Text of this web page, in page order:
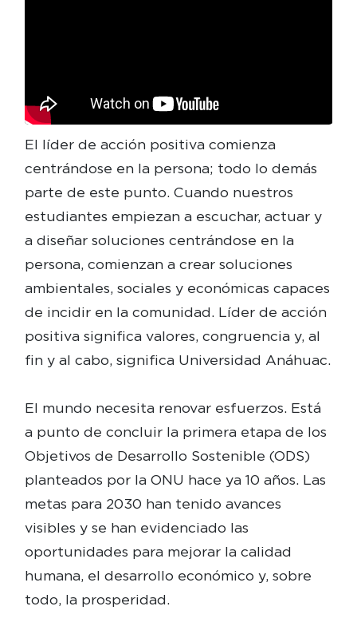
El líder de acción positiva comienza
centrándose en la persona; todo lo demás
parte de este punto. Cuando nuestros
estudiantes empiezan a escuchar, actuar y
a diseñar soluciones centrándose en la
persona, comienzan a crear soluciones
ambientales, sociales y económicas capaces
de incidir en la comunidad. Líder de acción
positiva significa valores, congruencia y, al
fin y al cabo, significa Universidad Anáhuac.
El mundo necesita renovar esfuerzos. Está
a punto de concluir la primera etapa de los
Objetivos de Desarrollo Sostenible (ODS)
planteados por la ONU hace ya 10 años. Las
metas para 2030 han tenido avances
visibles y se han evidenciado las
oportunidades para mejorar la calidad
humana, el desarrollo económico y, sobre
todo, la prosperidad.